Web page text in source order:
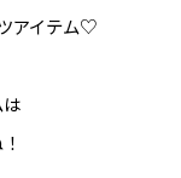
アイテム♡